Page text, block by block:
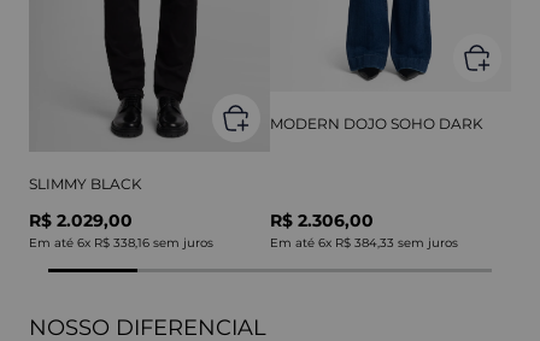
SLIMMY BLACK
R$ 2.029,00
Em até 6x R$ 338,16 sem juros
MODERN DOJO SOHO DARK
R$ 2.306,00
Em até 6x R$ 384,33 sem juros
NOSSO DIFERENCIAL